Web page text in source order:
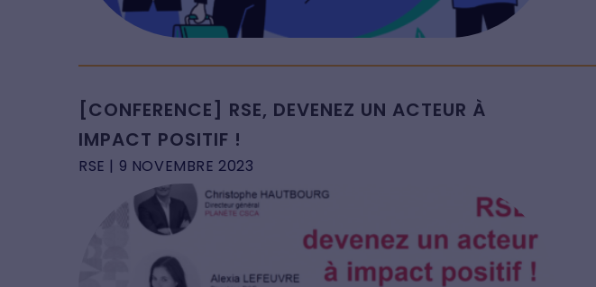
[CONFERENCE] RSE, DEVENEZ UN ACTEUR À
IMPACT POSITIF !
RSE | 9 NOVEMBRE 2023